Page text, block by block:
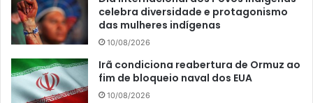
celebra diversidade e protagonismo
das mulheres indígenas
10/08/2026
Irã condiciona reabertura de Ormuz ao
fim de bloqueio naval dos EUA
10/08/2026